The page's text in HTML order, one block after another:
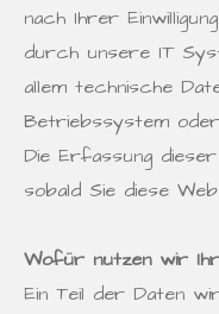
nach Ihrer
durch unsere IT
allem technische
Betriebssystem
Die Erfassung
sobald Sie diese
Wofür nutzen wir
Ein Teil der Daten